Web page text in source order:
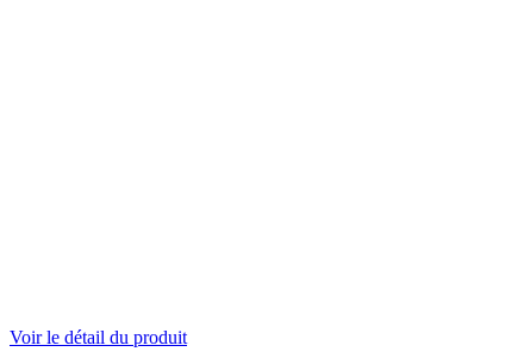
Voir le détail du produit